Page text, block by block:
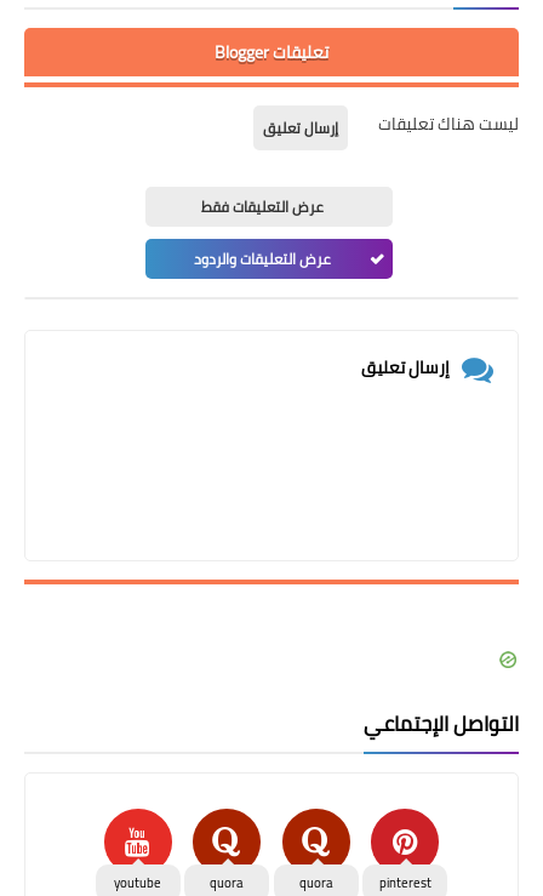
تعليقات Blogger
ليست هناك تعليقات إرسال تعليق
عرض التعليقات فقط
عرض التعليقات والردود
إرسال تعليق
التواصل الإجتماعي
pinterest
quora
quora
youtube